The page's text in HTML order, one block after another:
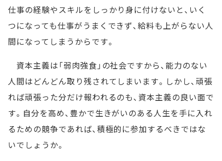
仕事の経験やスキルをしっかり身に付けないと、いく
つになっても仕事がうまくできず、給料も上がらない人
間になってしまうからです。
資本主義は「弱肉強食」の社会ですから、能力のない
人間はどんどん取り残されてしまいます。しかし、頑張
れば頑張った分だけ報われるのも、資本主義の良い面で
す。自分を高め、豊かで生きがいのある人生を手に入れ
るための競争であれば、積極的に参加するべきではな
いでしょうか。